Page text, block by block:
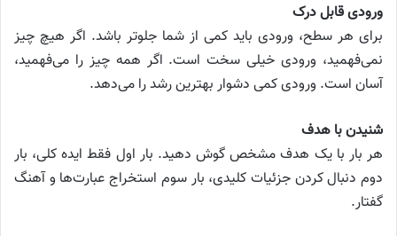
ورودی قابل درک
برای هر سطح، ورودی باید کمی از شما جلوتر باشد. اگر هیچ چیز
نمی‌فهمید، ورودی خیلی سخت است. اگر همه چیز را می‌فهمید،
آسان است. ورودی کمی دشوار بهترین رشد را می‌دهد.
شنیدن با هدف
هر بار با یک هدف مشخص گوش دهید. بار اول فقط ایده کلی، بار
دوم دنبال کردن جزئیات کلیدی، بار سوم استخراج عبارت‌ها و آهنگ
گفتار.